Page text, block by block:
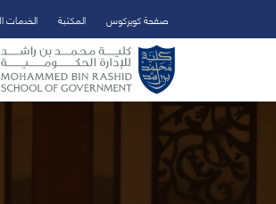
تخطي إلى المحتوى الرئيسي
فتح قائمة الوصول
صفحة كويركوس المكتبة الخدمات